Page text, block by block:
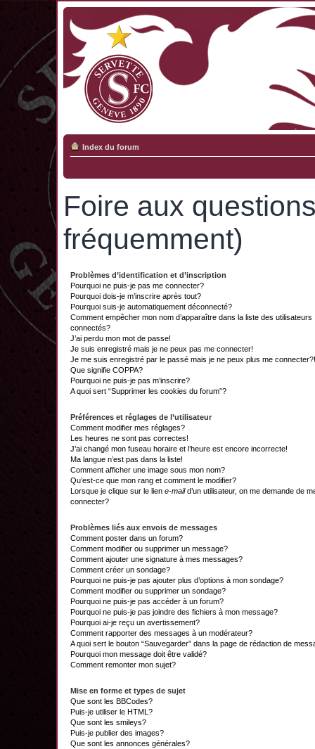
Index du forum
Foire aux
fréquemment)
Problèmes d’identification et d’inscription
Pourquoi ne puis-je pas me connecter?
Pourquoi dois-je m’inscrire après tout?
Pourquoi suis-je automatiquement déconnecté?
Comment empêcher mon nom d’apparaître dans la liste des utilisateurs
connectés?
J’ai perdu mon mot de passe!
Je suis enregistré mais je ne peux pas me connecter!
Je me suis enregistré par le passé mais je ne peux plus me connecter?!
Que signifie COPPA?
Pourquoi ne puis-je pas m’inscrire?
A quoi sert “Supprimer les cookies du forum”?
Préférences et réglages de l’utilisateur
Comment modifier mes réglages?
Les heures ne sont pas correctes!
J’ai changé mon fuseau horaire et l’heure est encore incorrecte!
Ma langue n’est pas dans la liste!
Comment afficher une image sous mon nom?
Qu’est-ce que mon rang et comment le modifier?
Lorsque je clique sur le lien e-maild’un utilisateur, on me demande de
connecter?
Problèmes liés aux envois de messages
Comment poster dans un forum?
Comment modifier ou supprimer un message?
Comment ajouter une signature à mes messages?
Comment créer un sondage?
Pourquoi ne puis-je pas ajouter plus d’options à mon sondage?
Comment modifier ou supprimer un sondage?
Pourquoi ne puis-je pas accéder à un forum?
Pourquoi ne puis-je pas joindre des fichiers à mon message?
Pourquoi ai-je reçu un avertissement?
Comment rapporter des messages à un modérateur?
A quoi sert le bouton “Sauvegarder” dans la page de rédaction de
Pourquoi mon message doit être validé?
Comment remonter mon sujet?
Mise en forme et types de sujet
Que sont les BBCodes?
Puis-je utiliser le HTML?
Que sont les smileys?
Puis-je publier des images?
Que sont les annonces générales?